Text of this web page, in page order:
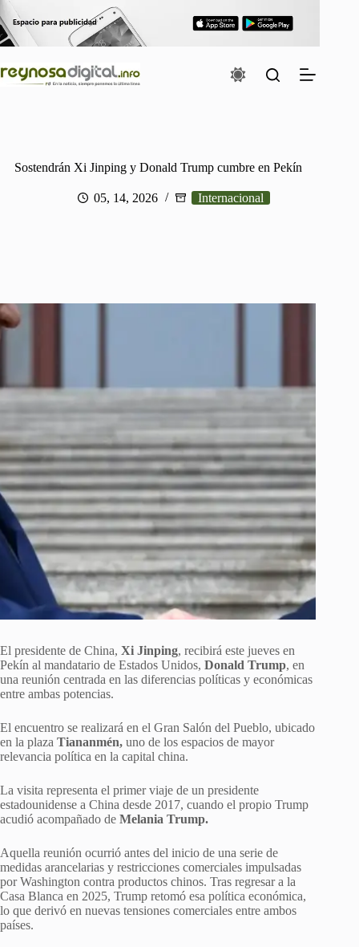
Saltar
al
contenido
Sostendrán Xi Jinping y Donald Trump cumbre en Pekín
05, 14, 2026 Internacional
El presidente de China, Xi Jinping, recibirá este jueves en
Pekín al mandatario de Estados Unidos, Donald Trump, en
una reunión centrada en las diferencias políticas y económicas
entre ambas potencias.
El encuentro se realizará en el Gran Salón del Pueblo, ubicado
en la plaza Tiananmén, uno de los espacios de mayor
relevancia política en la capital china.
La visita representa el primer viaje de un presidente
estadounidense a China desde 2017, cuando el propio Trump
acudió acompañado de Melania Trump.
Aquella reunión ocurrió antes del inicio de una serie de
medidas arancelarias y restricciones comerciales impulsadas
por Washington contra productos chinos. Tras regresar a la
Casa Blanca en 2025, Trump retomó esa política económica,
lo que derivó en nuevas tensiones comerciales entre ambos
países.